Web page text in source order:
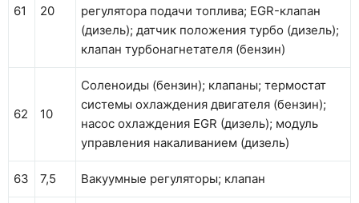
61 20
регулятора подачи топлива; EGR-клапан
(дизель); датчик положения турбо (дизель);
клапан турбонагнетателя (бензин)
62 10
Соленоиды (бензин); клапаны; термостат
системы охлаждения двигателя (бензин);
насос охлаждения EGR (дизель); модуль
управления накаливанием (дизель)
63 7,5 Вакуумные регуляторы; клапан